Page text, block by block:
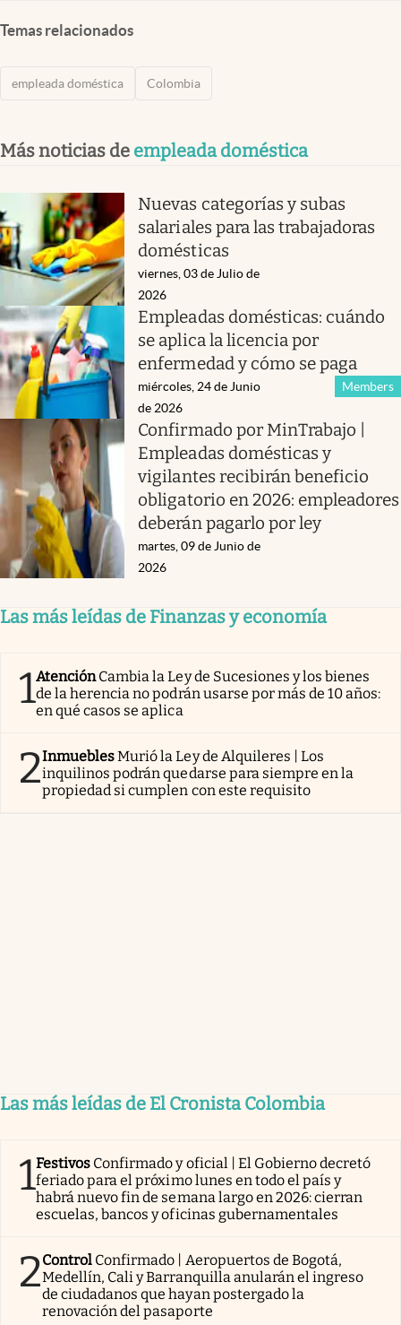
Temas relacionados
empleada doméstica Colombia
Más noticias de empleada doméstica
Nuevas categorías y subas
salariales para las trabajadoras
domésticas
viernes, 03 de Julio de
2026
Empleadas domésticas: cuándo
se aplica la licencia por
enfermedad y cómo se paga
Members
miércoles, 24 de Junio
de 2026
Confirmado por MinTrabajo |
Empleadas domésticas y
vigilantes recibirán beneficio
obligatorio en 2026: empleadores
deberán pagarlo por ley
martes, 09 de Junio de
2026
Las más leídas de Finanzas y economía
1AtenciónCambia la Ley de Sucesiones y los bienes
de la herencia no podrán usarse por más de 10 años:
en qué casos se aplica
2InmueblesMurió la Ley de Alquileres | Los
inquilinos podrán quedarse para siempre en la
propiedad si cumplen con este requisito
Las más leídas de El Cronista Colombia
1Festivos Confirmado y oficial | El Gobierno decretó
feriado para el próximo lunes en todo el país y
habrá nuevo fin de semana largo en 2026: cierran
escuelas, bancos y oficinas gubernamentales
2Control Confirmado | Aeropuertos de Bogotá,
Medellín, Cali y Barranquilla anularán el ingreso
de ciudadanos que hayan postergado la
renovación del pasaporte